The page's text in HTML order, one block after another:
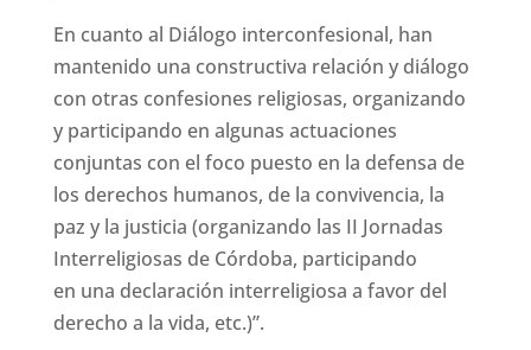
En cuanto al Diálogo interconfesional, han
mantenido una constructiva relación y diálogo
con otras confesiones religiosas, organizando
y participando en algunas actuaciones
conjuntas con el foco puesto en la defensa de
los derechos humanos, de la convivencia, la
paz y la justicia (organizando las II Jornadas
Interreligiosas de Córdoba, participando
en una declaración interreligiosa a favor del
derecho a la vida, etc.)”.